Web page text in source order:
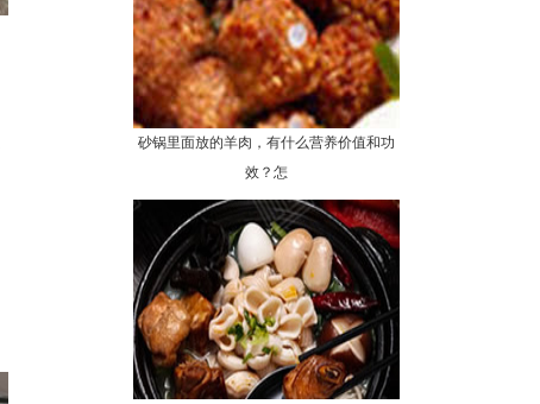
砂锅里面放的羊肉，有什么营养价值和功
效？怎